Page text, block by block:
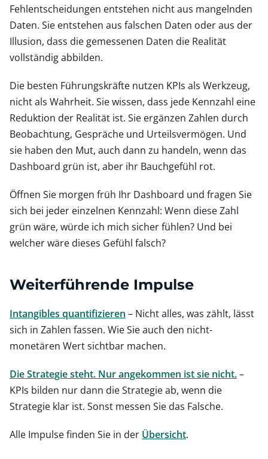
Fehlentscheidungen entstehen nicht aus mangelnden
Daten. Sie entstehen aus falschen Daten oder aus der
Illusion, dass die gemessenen Daten die Realität
vollständig abbilden.
Die besten Führungskräfte nutzen KPIs als Werkzeug,
nicht als Wahrheit. Sie wissen, dass jede Kennzahl eine
Reduktion der Realität ist. Sie ergänzen Zahlen durch
Beobachtung, Gespräche und Urteilsvermögen. Und
sie haben den Mut, auch dann zu handeln, wenn das
Dashboard grün ist, aber ihr Bauchgefühl rot.
Öffnen Sie morgen früh Ihr Dashboard und fragen Sie
sich bei jeder einzelnen Kennzahl: Wenn diese Zahl
grün wäre, würde ich mich sicher fühlen? Und bei
welcher wäre dieses Gefühl falsch?
Weiterführende Impulse
Intangibles quantifizieren – Nicht alles, was zählt, lässt
sich in Zahlen fassen. Wie Sie auch den nicht-
monetären Wert sichtbar machen.
Die Strategie steht. Nur angekommen ist sie nicht.–
KPIs bilden nur dann die Strategie ab, wenn die
Strategie klar ist. Sonst messen Sie das Falsche.
Alle Impulse finden Sie in der Übersicht.